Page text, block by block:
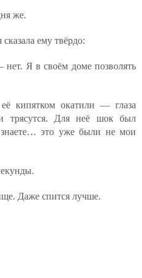
же.
ему твёрдо:
Я в своём доме позволять
кипятком окатили — глаза
трясутся. Для неё шок был
это уже были не мои
Даже спится лучше.